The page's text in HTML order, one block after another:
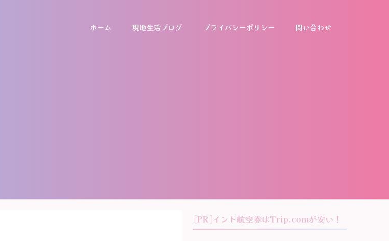
ホーム 現地生活ブログ プライバシーポリシー 問い合わせ
[PR]インド航空券はTrip.comが安い！